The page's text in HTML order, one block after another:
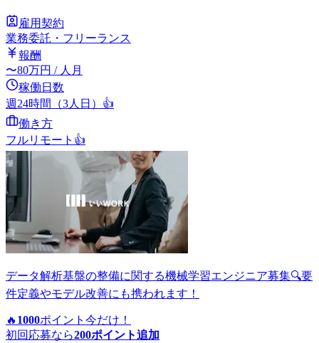
雇用契約
業務委託・フリーランス
報酬
〜80万円 / 人月
稼働日数
週24時間（3人日） 👍
働き方
フルリモート 👍
データ解析基盤の整備に関する機械学習エンジニア募集🔍要
件定義やモデル改善にも携われます！
🔥 1000ポイント 今だけ！
初回応募なら200ポイント追加